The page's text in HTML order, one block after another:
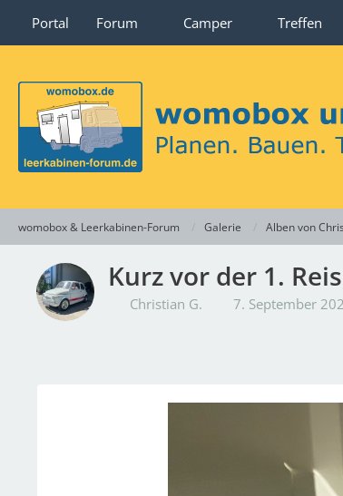
Portal Forum Camper Treffen
womobox & Leerkabinen-Forum Galerie Alben von
Kurz vor der 1.
Christian G. 7. September